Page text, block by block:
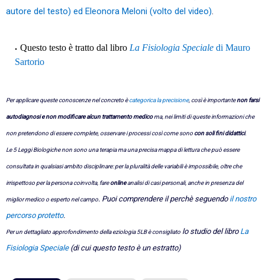
autore del testo) ed Eleonora Meloni (volto del video).
Questo testo è tratto dal libro La Fisiologia Speciale di Mauro
Sartorio
Per applicare queste conoscenze nel concreto ècategorica la precisione, così è importantenon farsi
autodiagnosi e non modificare alcun trattamento medicoma, nei limiti di queste informazioni che
non pretendono di essere complete, osservare i processi così come sono con soli fini didattici.
Le 5 Leggi Biologiche non sono una terapia ma una precisa mappa di lettura che può essere
consultata in qualsiasi ambito disciplinare: per la pluralità delle variabili è impossibile, oltre che
irrispettoso per la persona coinvolta, fareonlineanalisi di casi personali, anche in presenza del
miglior medico o esperto nel campo. Puoi comprendere il perchè seguendo il nostro
percorso protetto.
Per un dettagliato approfondimento della eziologia 5LB è consigliato lo studio del libro La
Fisiologia Speciale(di cui questo testo è un estratto)